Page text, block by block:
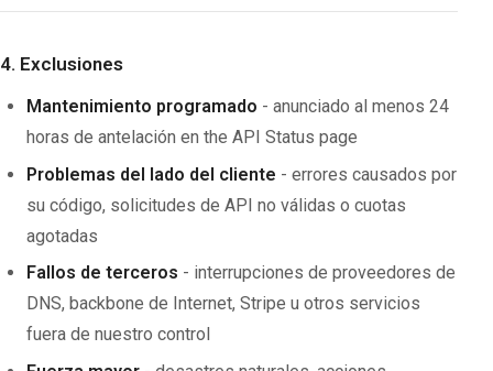
4. Exclusiones
Mantenimiento programado - anunciado al menos 24
horas de antelación en the API Status page
Problemas del lado del cliente - errores causados por
su código, solicitudes de API no válidas o cuotas
agotadas
Fallos de terceros - interrupciones de proveedores de
DNS, backbone de Internet, Stripe u otros servicios
fuera de nuestro control